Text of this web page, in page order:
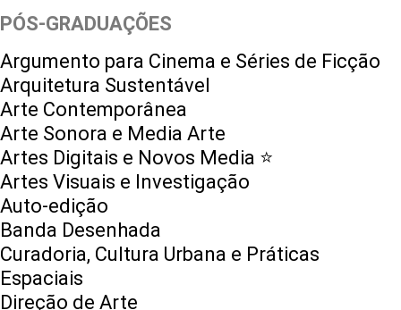
PÓS-GRADUAÇÕES
Argumento para Cinema e Séries de Ficção
Arquitetura Sustentável
Arte Contemporânea
Arte Sonora e Media Arte
Artes Digitais e Novos Media ⭐️
Artes Visuais e Investigação
Auto-edição
Banda Desenhada
Curadoria, Cultura Urbana e Práticas
Espaciais
Direção de Arte